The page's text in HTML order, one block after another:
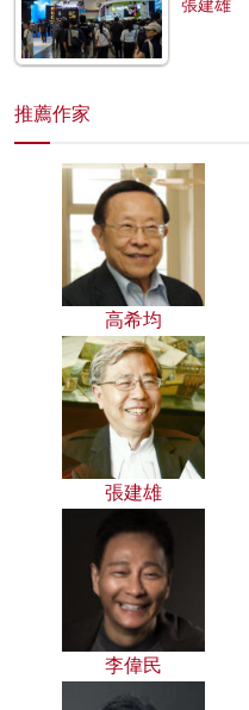
張建雄
推薦作家
高希均
張建雄
李偉民